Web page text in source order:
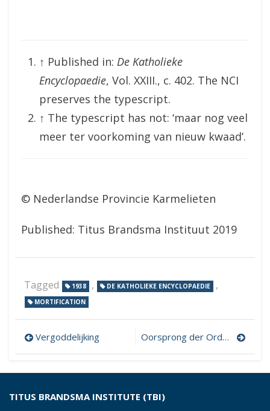
↑ Published in: De Katholieke
Encyclopaedie, Vol. XXIII., c. 402. The NCI
preserves the typescript.
↑ The typescript has not: ‘maar nog veel
meer ter voorkoming van nieuw kwaad’.
© Nederlandse Provincie Karmelieten
Published: Titus Brandsma Instituut 2019
Tagged 1938 , DE KATHOLIEKE ENCYCLOPAEDIE ,
MORTIFICATION
Post
navigation
Vergoddelijking Oorsprong der Orde en komst der Carmelieten in Nederland
TITUS BRANDSMA INSTITUTE (TBI)